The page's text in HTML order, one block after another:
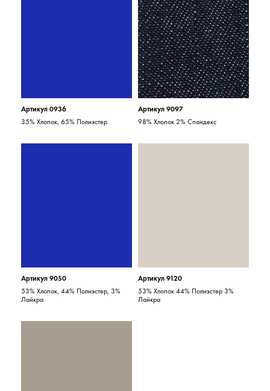
Артикул 0936
35% Хлопок, 65% Полиэстер
Артикул 9097
98% Хлопок 2% Спандекс
Артикул 9050
53% Хлопок, 44% Полиэстер, 3%
Лайкра
Артикул 9120
53% Хлопок 44% Полиэстер 3%
Лайкра